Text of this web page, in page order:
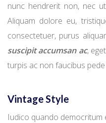
nunc hendrerit non, nec
Aliquam dolore eu,
consectetuer, purus
suscipit accumsan ac,
turpis ac non faucibus
Vintage Style
Iudico quando democritum